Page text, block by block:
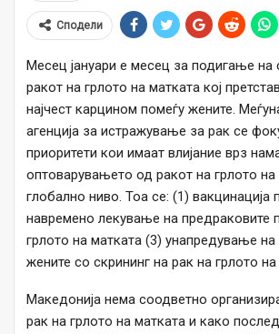
Сподели
Месец јануари е месец за подигање на
ракот на грлото на матката кој
најчест карцином помеѓу жените.
агенција за истражување за рак се
приоритети кои имаат влијание врз
оптоварувањето од ракот на грлото на
глобално ниво. Тоа се: (1) вакцинација
навремено лекување на предраковите
грлото на матката (3) унапредување
жените со скрининг на рак на грлото на
Македонија нема соодветно
рак на грлото на матката и како